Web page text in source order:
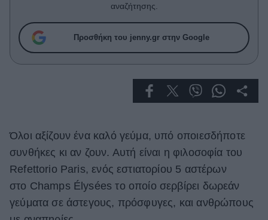
Ask the Guru
Success Stories
Cooking
Green
Αφιερώματα
αναζήτησης.
Προσθήκη του jenny.gr στην Google
Όλοι αξίζουν ένα καλό γεύμα, υπό οποιεσδήποτε
συνθήκες κι αν ζουν. Αυτή είναι η φιλοσοφία του
Refettorio Paris, ενός εστιατορίου 5 αστέρων
στο Champs Élysées το οποίο σερβίρει δωρεάν
γεύματα σε άστεγους, πρόσφυγες, και ανθρώπους